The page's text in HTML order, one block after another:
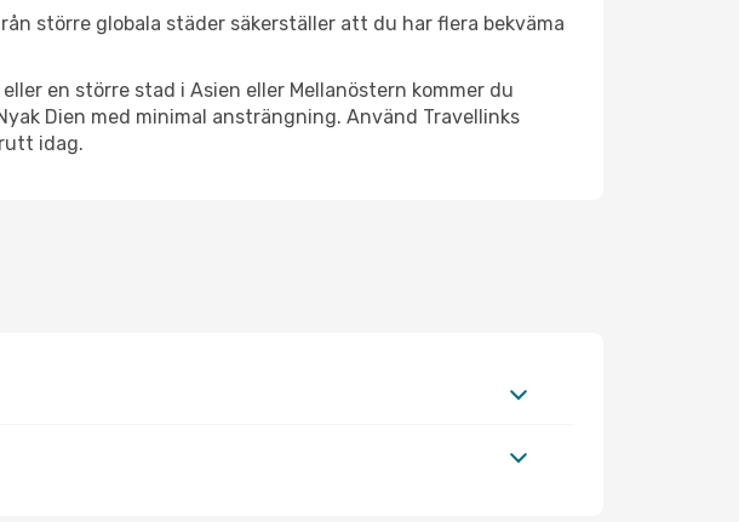
större globala städer säkerställer att du har flera bekväma
en större stad i Asien eller Mellanöstern kommer du
Dien med minimal ansträngning. Använd Travellinks
idag.